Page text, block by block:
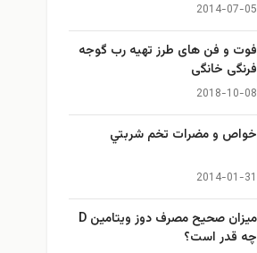
2014-07-05
فوت و فن های طرز تهیه رب گوجه
فرنگی خانگی
2018-10-08
خواص و مضرات تخم شربتي
2014-01-31
میزان صحیح مصرف دوز ویتامین D
چه قدر است؟